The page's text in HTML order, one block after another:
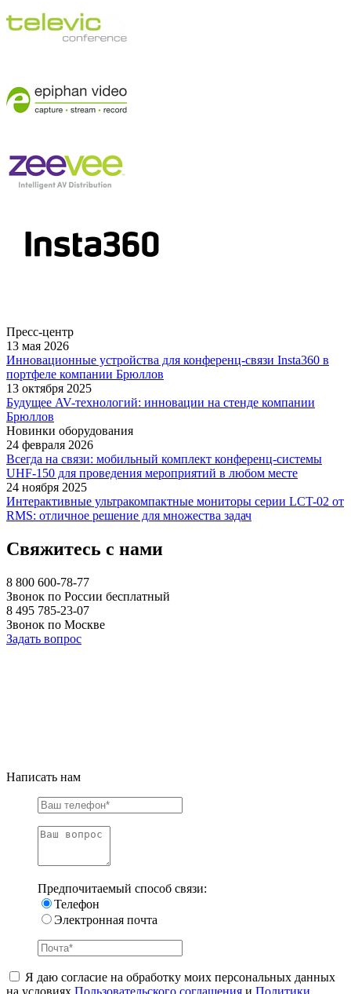
Пресс-центр
13 мая 2026
Инновационные устройства для конференц-связи Insta360 в
портфеле компании Брюллов
13 октября 2025
Будущее AV-технологий: инновации на стенде компании
Брюллов
Новинки оборудования
24 февраля 2026
Всегда на связи: мобильный комплект конференц-системы
UHF-150 для проведения мероприятий в любом месте
24 ноября 2025
Интерактивные ультракомпактные мониторы серии LCT-02 от
RMS: отличное решение для множества задач
Свяжитесь с нами
8 800 600-78-77
Звонок по России бесплатный
8 495 785-23-07
Звонок по Москве
Задать вопрос
Написать нам
Предпочитаемый способ связи:
Телефон
Электронная почта
Я даю согласие на обработку моих персональных данных
на условиях Пользовательского соглашения и Политики